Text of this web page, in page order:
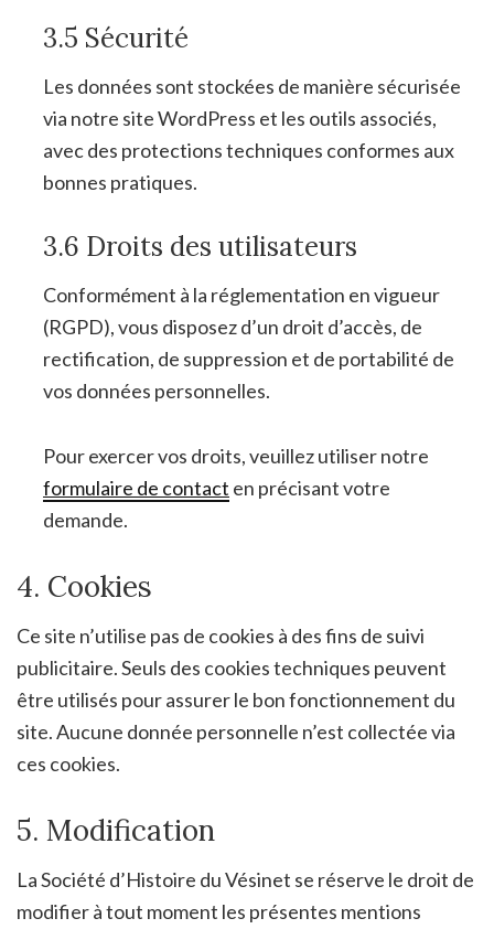
3.5 Sécurité
Les données sont stockées de manière sécurisée
via notre site WordPress et les outils associés,
avec des protections techniques conformes aux
bonnes pratiques.
3.6 Droits des utilisateurs
Conformément à la réglementation en vigueur
(RGPD), vous disposez d’un droit d’accès, de
rectification, de suppression et de portabilité de
vos données personnelles.
Pour exercer vos droits, veuillez utiliser notre
formulaire de contact en précisant votre
demande.
4. Cookies
Ce site n’utilise pas de cookies à des fins de suivi
publicitaire. Seuls des cookies techniques peuvent
être utilisés pour assurer le bon fonctionnement du
site. Aucune donnée personnelle n’est collectée via
ces cookies.
5. Modification
La Société d’Histoire du Vésinet se réserve le droit de
modifier à tout moment les présentes mentions